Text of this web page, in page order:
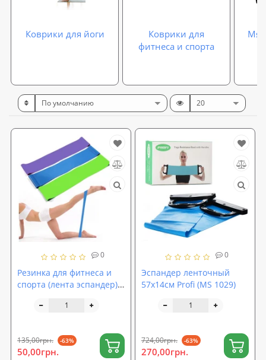
Коврики для йоги
Коврики для
фитнеса и спорта
0
Резинка для фитнеса и
спорта (лента эспандер)
M (MS 1852-1)
135,00грн. -63%
50,00грн.
0
Эспандер ленточный
57х14см Profi (MS 1029)
724,00грн. -63%
270,00грн.